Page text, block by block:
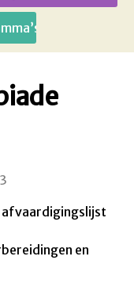
afvaardigingslijst
en